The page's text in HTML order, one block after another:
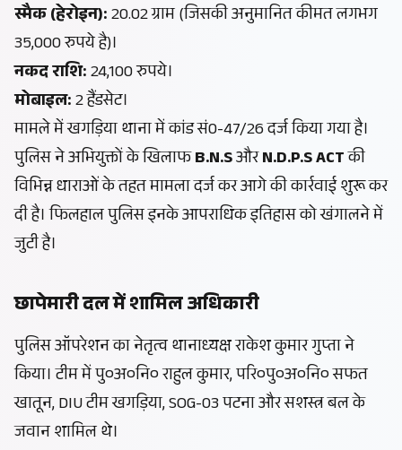
स्मैक (हेरोइन):20.02 ग्राम (जिसकी अनुमानित कीमत लगभग
35,000 रुपये है)।
नकद राशि:24,100 रुपये।
मोबाइल:2 हैंडसेट।
मामले में खगड़िया थाना में कांड सं0-47/26 दर्ज किया गया है।
पुलिस ने अभियुक्तों के खिलाफB.N.SऔरN.D.P.S ACTकी
विभिन्न धाराओं के तहत मामला दर्ज कर आगे की कार्रवाई शुरू कर
दी है। फिलहाल पुलिस इनके आपराधिक इतिहास को खंगालने में
जुटी है।
छापेमारी दल में शामिल अधिकारी
पुलिस ऑपरेशन का नेतृत्व थानाध्यक्ष राकेश कुमार गुप्ता ने
किया। टीम में पु०अ०नि० राहुल कुमार, परि०पु०अ०नि० सफत
खातून, DIU टीम खगड़िया, SOG-03 पटना और सशस्त्र बल के
जवान शामिल थे।